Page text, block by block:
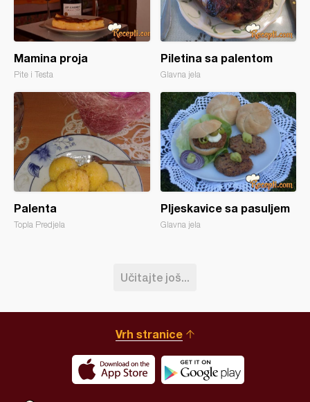
Mamina proja
Pite i Testa
Piletina sa palentom
Glavna jela
Palenta
Topla Predjela
Pljeskavice sa pasuljem
Glavna jela
Učitajte još...
Vrh stranice